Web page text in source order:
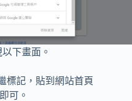
下畫面。
標記，貼到網站首頁
即可。